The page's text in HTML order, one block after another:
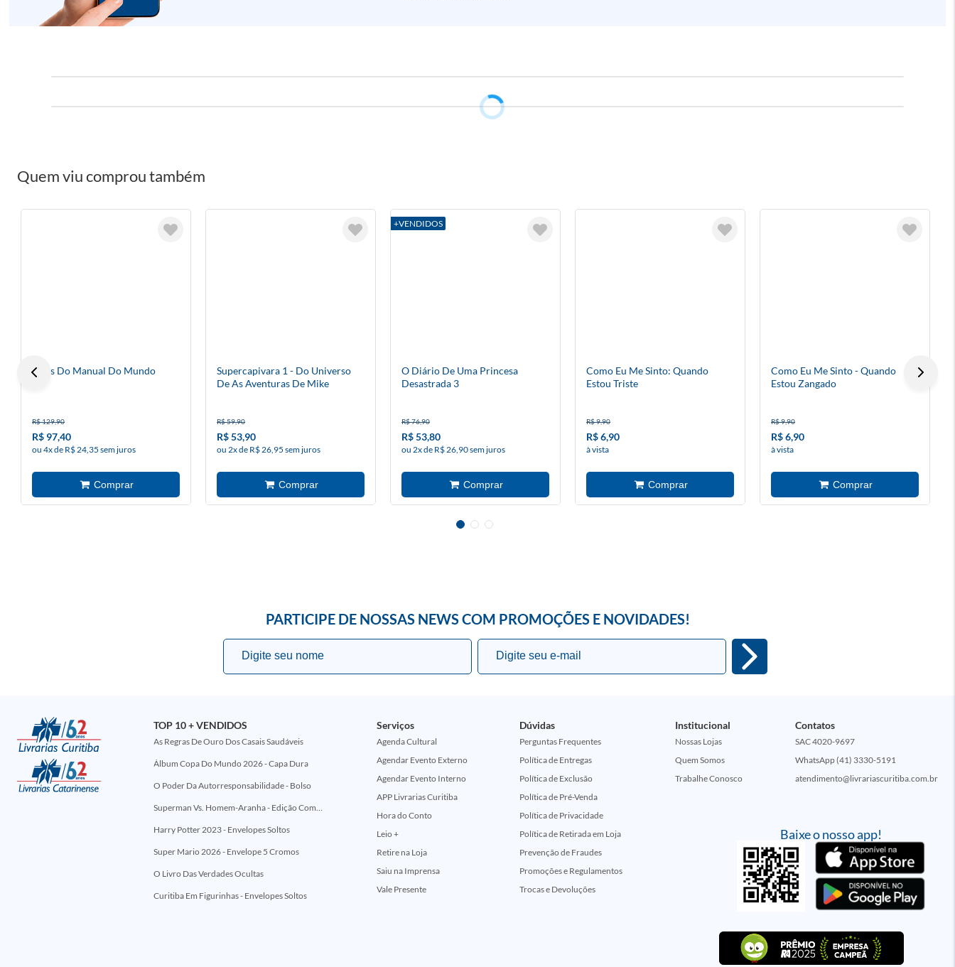
Quem viu comprou também
Atlas Do Manual Do Mundo
R$ 129,90
R$ 97,40
ou 4x de R$ 24,35 sem juros
Supercapivara 1 - Do Universo
De As Aventuras De Mike
R$ 59,90
R$ 53,90
ou 2x de R$ 26,95 sem juros
+VENDIDOS
O Diário De Uma Princesa
Desastrada 3
R$ 76,90
R$ 53,80
ou 2x de R$ 26,90 sem juros
Como Eu Me Sinto: Quando
Estou Triste
R$ 9,90
R$ 6,90
à vista
Como Eu Me Sinto - Quando
Estou Zangado
R$ 9,90
R$ 6,90
à vista
PARTICIPE DE NOSSAS NEWS COM PROMOÇÕES E NOVIDADES!
Baixe o nosso app!
TOP 10 + VENDIDOS
As Regras De Ouro Dos Casais Saudáveis
Álbum Copa Do Mundo 2026 - Capa Dura
O Poder Da Autorresponsabilidade - Bolso
Superman Vs. Homem-Aranha - Edição Comemorativa 50 Anos (Encontros Clássicos Dc E Marvel)
Harry Potter 2023 - Envelopes Soltos
Super Mario 2026 - Envelope 5 Cromos
O Livro Das Verdades Ocultas
Curitiba Em Figurinhas - Envelopes Soltos
Serviços
Agenda Cultural
Agendar Evento Externo
Agendar Evento Interno
APP Livrarias Curitiba
Hora do Conto
Leio +
Retire na Loja
Saiu na Imprensa
Vale Presente
Dúvidas
Perguntas Frequentes
Política de Entregas
Política de Exclusão
Política de Pré-Venda
Política de Privacidade
Política de Retirada em Loja
Prevenção de Fraudes
Promoções e Regulamentos
Trocas e Devoluções
Institucional
Nossas Lojas
Quem Somos
Trabalhe Conosco
Contatos
SAC 4020-9697
WhatsApp (41) 3330-5191
atendimento@livrariascuritiba.com.br